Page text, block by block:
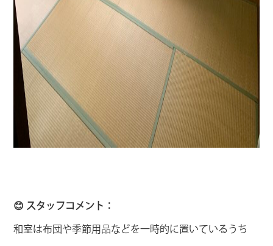
😊 スタッフコメント：
和室は布団や季節用品などを一時的に置いているうち